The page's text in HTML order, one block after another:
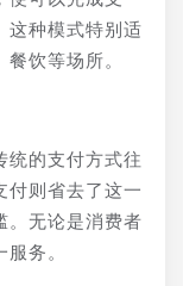
这种模式特别适
饮等场所。
统的支付方式往
付则省去了这一
。无论是消费者
务。